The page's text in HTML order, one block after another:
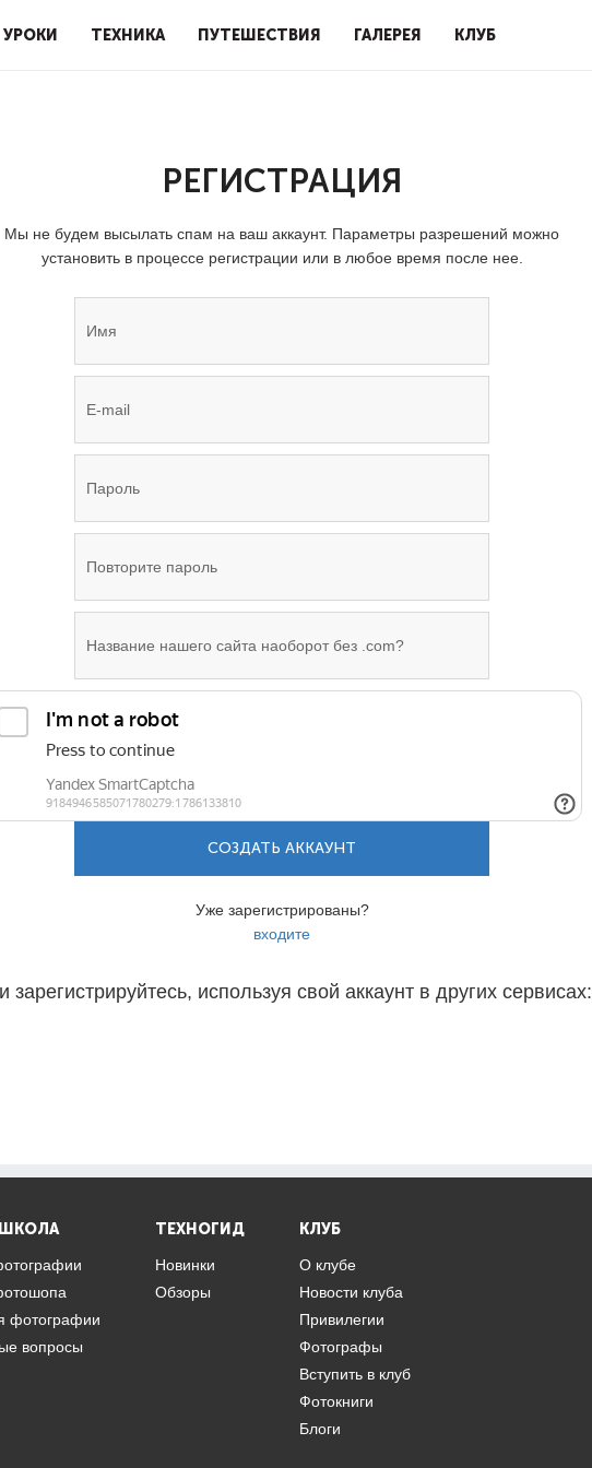
УРОКИ ТЕХНИКА ПУТЕШЕСТВИЯ ГАЛЕРЕЯ КЛУБ
РЕГИСТРАЦИЯ
Мы не будем высылать спам на ваш аккаунт. Параметры разрешений можно
установить в процессе регистрации или в любое время после нее.
СОЗДАТЬ АККАУНТ
Уже зарегистрированы?
входите
зарегистрируйтесь, используя свой аккаунт в других сервисах:
фотографии
вопросы
ТЕХНОГИД
Новинки
Обзоры
КЛУБ
О клубе
Новости клуба
Привилегии
Фотографы
Вступить в клуб
Фотокниги
Блоги